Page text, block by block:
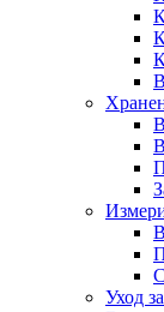
Уход